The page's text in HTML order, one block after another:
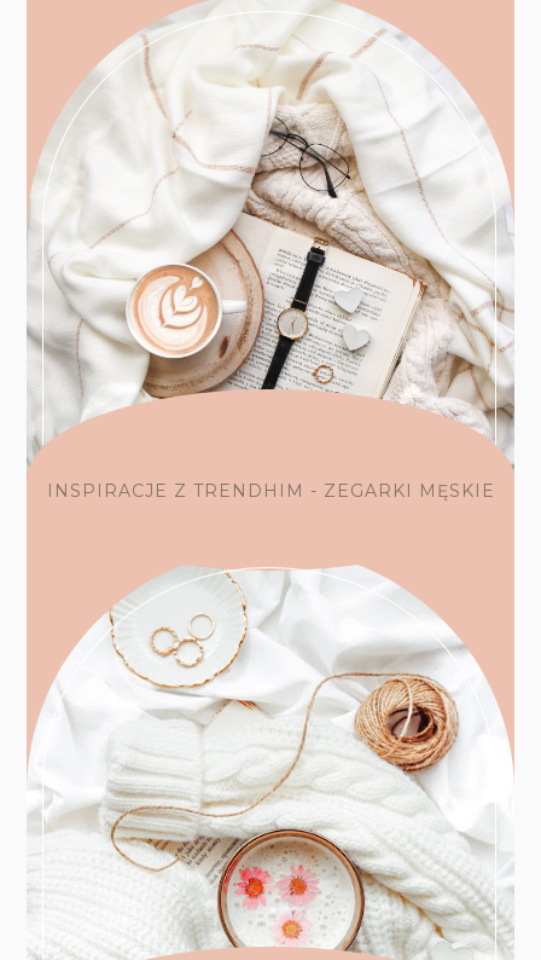
INSPIRACJE Z TRENDHIM - ZEGARKI MĘSKIE